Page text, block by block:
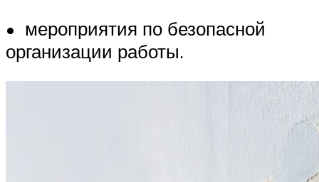
• мероприятия по безопасной
организации работы.